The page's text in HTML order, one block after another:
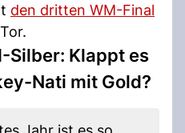
den dritten WM-Final
Silber: Klappt es
Nati mit Gold?